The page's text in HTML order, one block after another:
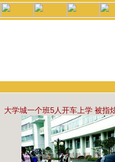
大学城一个班5人开车上学 被指